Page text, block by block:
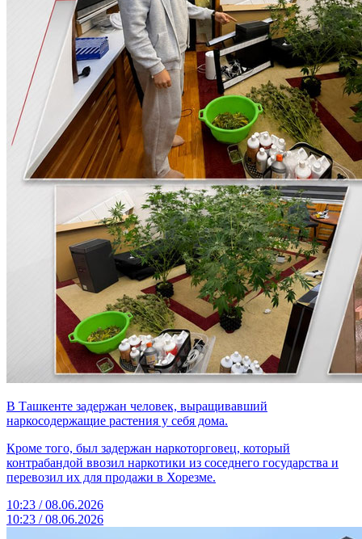
В Ташкенте задержан человек, выращивавший
наркосодержащие растения у себя дома.
Кроме того, был задержан наркоторговец, который
контрабандой ввозил наркотики из соседнего государства и
перевозил их для продажи в Хорезме.
10:23 / 08.06.2026
10:23 / 08.06.2026